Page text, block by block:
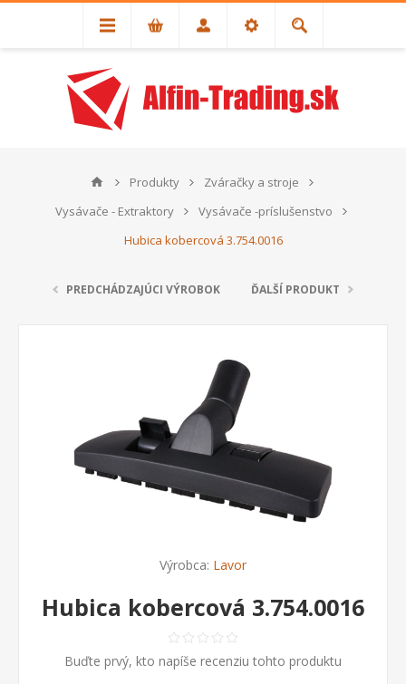
Produkty
Zváračky a stroje
Vysávače - Extraktory
Vysávače -príslušenstvo
Hubica kobercová 3.754.0016
PREDCHÁDZAJÚCI VÝROBOK ĎALŠÍ PRODUKT
Výrobca: Lavor
Hubica kobercová 3.754.0016
Buďte prvý, kto napíše recenziu tohto produktu